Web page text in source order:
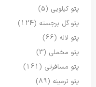
پتو کیلویی (5)
پتو گل برجسته (124)
پتو لاله (66)
پتو مخملی (3)
پتو مسافرتی (161)
پتو نرمینه (89)